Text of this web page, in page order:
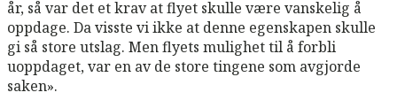
år, så var det et krav at flyet skulle være vanskelig å
oppdage. Da visste vi ikke at denne egenskapen skulle
gi så store utslag. Men flyets mulighet til å forbli
uoppdaget, var en av de store tingene som avgjorde
saken».